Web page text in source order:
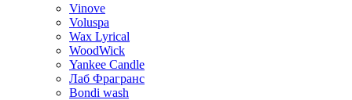
Vinove
Voluspa
Wax Lyrical
WoodWick
Yankee Candle
Лаб Фрагранс
Bondi wash